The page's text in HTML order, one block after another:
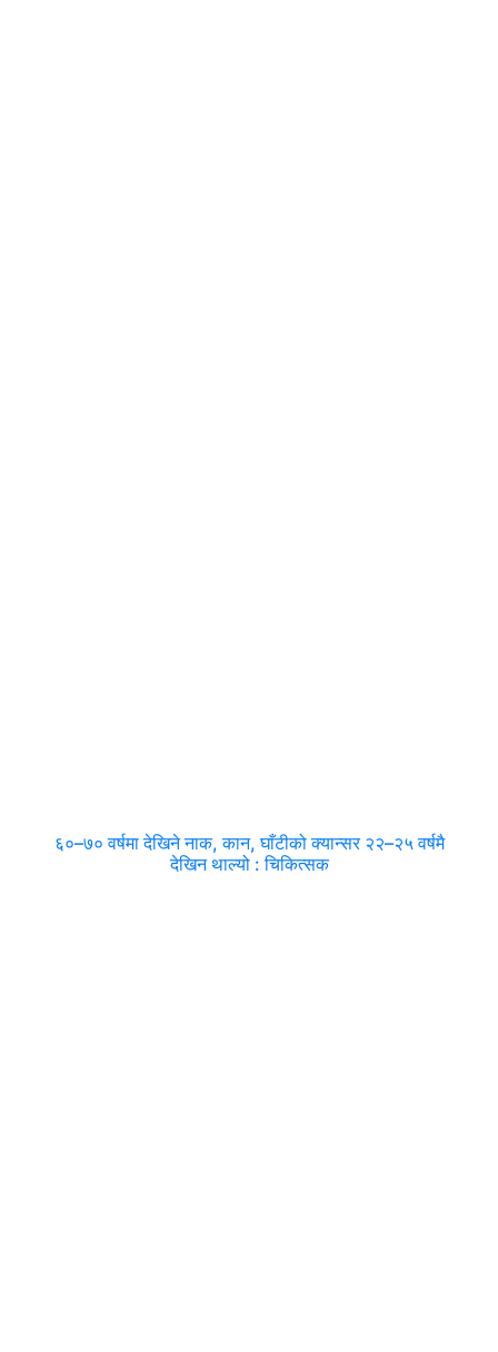
६०–७० वर्षमा देखिने नाक, कान, घाँटीको क्यान्सर २२–२५ वर्षमै
देखिन थाल्यो : चिकित्सक